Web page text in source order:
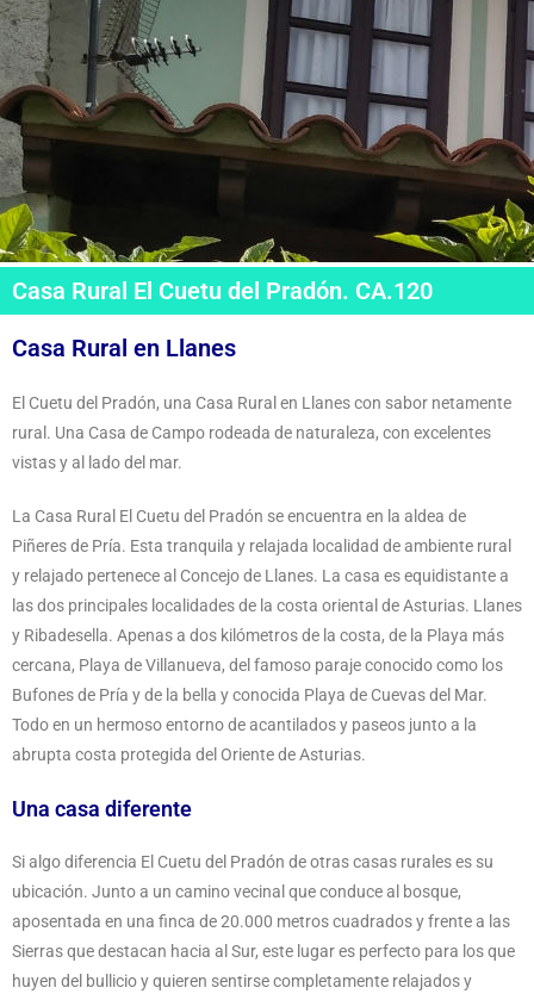
Casa Rural El Cuetu del Pradón. CA.120
Casa Rural en Llanes
El Cuetu del Pradón, una Casa Rural en Llanes con sabor netamente
rural. Una Casa de Campo rodeada de naturaleza, con excelentes
vistas y al lado del mar.
La Casa Rural El Cuetu del Pradón se encuentra en la aldea de
Piñeres de Pría. Esta tranquila y relajada localidad de ambiente rural
y relajado pertenece al Concejo de Llanes. La casa es equidistante a
las dos principales localidades de la costa oriental de Asturias. Llanes
y Ribadesella. Apenas a dos kilómetros de la costa, de la Playa más
cercana, Playa de Villanueva, del famoso paraje conocido como los
Bufones de Pría y de la bella y conocida Playa de Cuevas del Mar.
Todo en un hermoso entorno de acantilados y paseos junto a la
abrupta costa protegida del Oriente de Asturias.
Una casa diferente
Si algo diferencia El Cuetu del Pradón de otras casas rurales es su
ubicación. Junto a un camino vecinal que conduce al bosque,
aposentada en una finca de 20.000 metros cuadrados y frente a las
Sierras que destacan hacia al Sur, este lugar es perfecto para los que
huyen del bullicio y quieren sentirse completamente relajados y